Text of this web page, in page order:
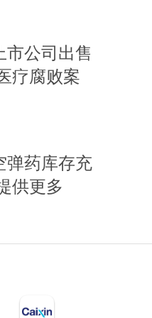
市公司出售
疗腐败案
弹药库存充
供更多